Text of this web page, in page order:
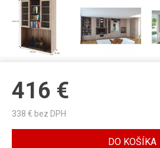
416 €
338 € bez DPH
DO KOŠÍKA